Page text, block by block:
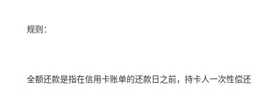
规则：
全额还款是指在信用卡账单的还款日之前，持卡人一次性偿还